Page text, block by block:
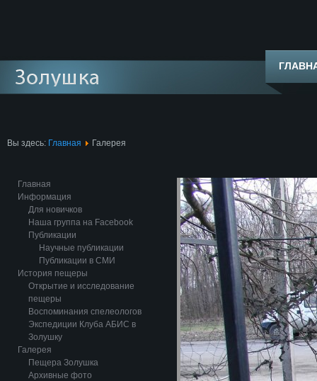
Вы здесь: Главная Галерея
Главная
Информация
Для новичков
Наша группа на Facebook
Публикации
Научные публикации
Публикации в СМИ
История пещеры
Открытие и исследование
пещеры
Воспоминания спелеологов
Экспедиции Клуба АБИС в
Золушку
Галерея
Пещера Золушка
Архивные фото